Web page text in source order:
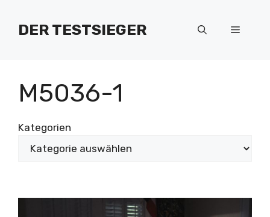
Inhalt
springenDER TESTSIEGER Menü
M5036-1
Kategorien